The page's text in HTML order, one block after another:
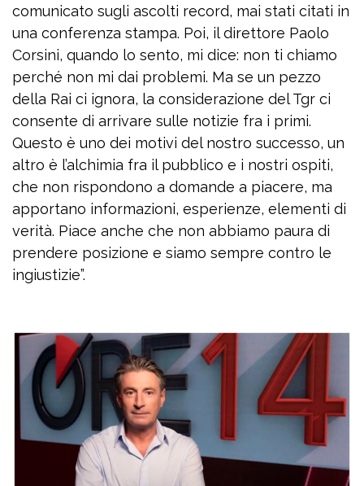
comunicato sugli ascolti record, mai stati citati in
una conferenza stampa. Poi, il direttore Paolo
Corsini, quando lo sento, mi dice: non ti chiamo
perché non mi dai problemi. Ma se un pezzo
della Rai ci ignora, la considerazione del Tgr ci
consente di arrivare sulle notizie fra i primi.
Questo è uno dei motivi del nostro successo, un
altro è l’alchimia fra il pubblico e i nostri ospiti,
che non rispondono a domande a piacere, ma
apportano informazioni, esperienze, elementi di
verità. Piace anche che non abbiamo paura di
prendere posizione e siamo sempre contro le
ingiustizie”.